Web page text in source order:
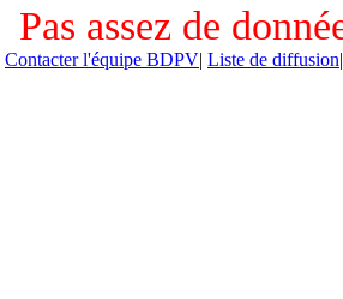
Pas assez de
Contacter l'équipe BDPV| Liste de diffusion